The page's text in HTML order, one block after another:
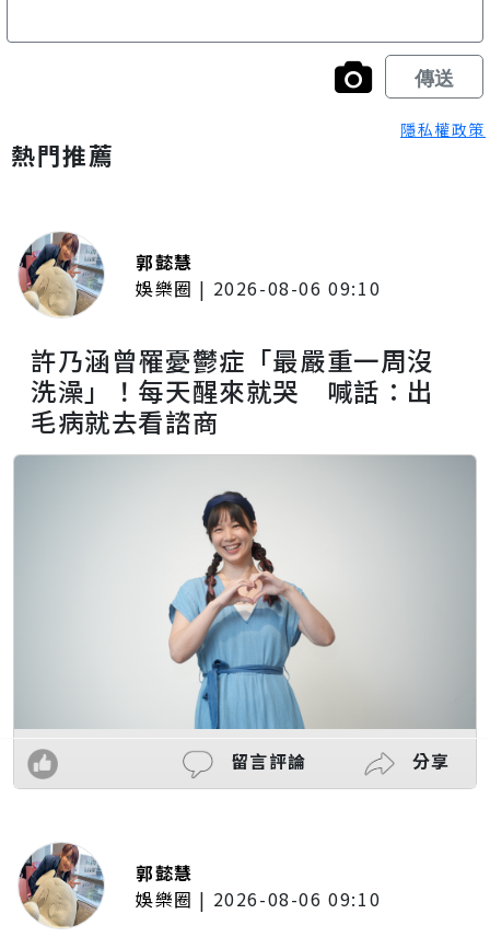
隱私權政策
熱門推薦
郭懿慧
娛樂圈 | 2026-08-06 09:10
許乃涵曾罹憂鬱症「最嚴重一周沒
洗澡」！每天醒來就哭 喊話：出
毛病就去看諮商
留言評論 分享
郭懿慧
娛樂圈 | 2026-08-06 09:10